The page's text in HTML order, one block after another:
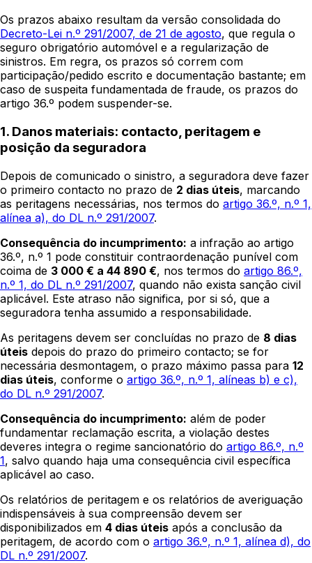
Os prazos abaixo resultam da versão consolidada do
Decreto-Lei n.º 291/2007, de 21 de agosto, que regula o
seguro obrigatório automóvel e a regularização de
sinistros. Em regra, os prazos só correm com
participação/pedido escrito e documentação bastante; em
caso de suspeita fundamentada de fraude, os prazos do
artigo 36.º podem suspender-se.
1. Danos materiais: contacto, peritagem e
posição da seguradora
Depois de comunicado o sinistro, a seguradora deve fazer
o primeiro contacto no prazo de 2 dias úteis, marcando
as peritagens necessárias, nos termos do artigo 36.º, n.º 1,
alínea a), do DL n.º 291/2007.
Consequência do incumprimento: a infração ao artigo
36.º, n.º 1 pode constituir contraordenação punível com
coima de 3 000 € a 44 890 €, nos termos do artigo 86.º,
n.º 1, do DL n.º 291/2007, quando não exista sanção civil
aplicável. Este atraso não significa, por si só, que a
seguradora tenha assumido a responsabilidade.
As peritagens devem ser concluídas no prazo de 8 dias
úteis depois do prazo do primeiro contacto; se for
necessária desmontagem, o prazo máximo passa para 12
dias úteis, conforme o artigo 36.º, n.º 1, alíneas b) e c),
do DL n.º 291/2007.
Consequência do incumprimento: além de poder
fundamentar reclamação escrita, a violação destes
deveres integra o regime sancionatório do artigo 86.º, n.º
1, salvo quando haja uma consequência civil específica
aplicável ao caso.
Os relatórios de peritagem e os relatórios de averiguação
indispensáveis à sua compreensão devem ser
disponibilizados em 4 dias úteis após a conclusão da
peritagem, de acordo com o artigo 36.º, n.º 1, alínea d), do
DL n.º 291/2007.